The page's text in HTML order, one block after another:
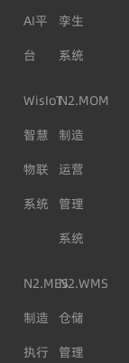
AI平
台
孪生
系统
WisIoT
智慧
物联
系统
N2.MOM
制造
运营
管理
系统
N2.MES
制造
执行
N2.WMS
仓储
管理